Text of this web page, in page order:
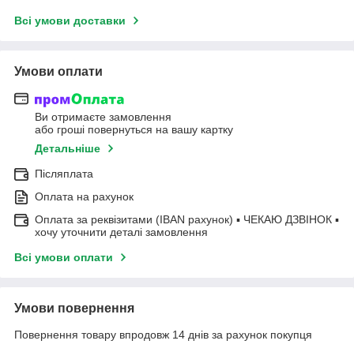
Всі умови доставки
Умови оплати
Ви отримаєте замовлення
або гроші повернуться на вашу картку
Детальніше
Післяплата
Оплата на рахунок
Оплата за реквізитами (IBAN рахунок) ▪ ЧЕКАЮ ДЗВІНОК ▪
хочу уточнити деталі замовлення
Всі умови оплати
Умови повернення
Повернення товару впродовж 14 днів за рахунок покупця